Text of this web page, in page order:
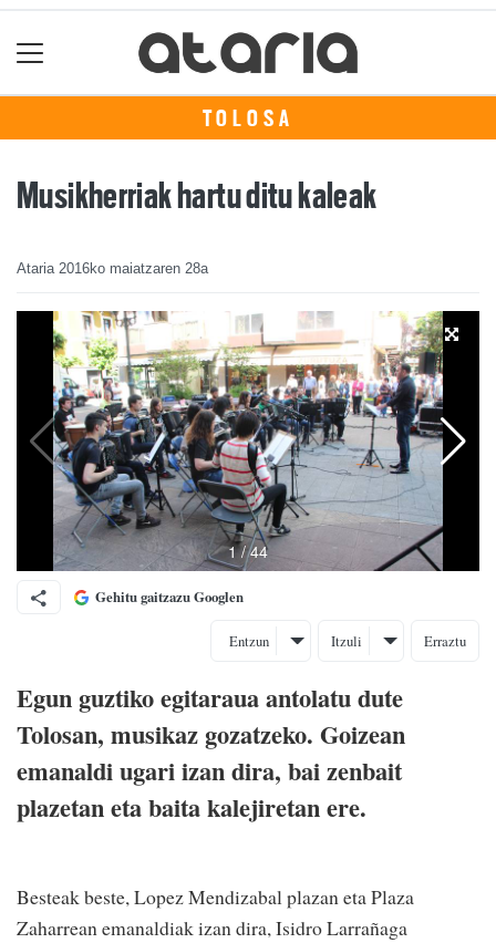
TOLOSA
Musikherriak hartu ditu kaleak
Ataria 2016ko maiatzaren 28a
Gehitu gaitzazu Googlen
Entzun Itzuli Erraztu
Egun guztiko egitaraua antolatu dute
Tolosan, musikaz gozatzeko. Goizean
emanaldi ugari izan dira, bai zenbait
plazetan eta baita kalejiretan ere.
Besteak beste, Lopez Mendizabal plazan eta Plaza
Zaharrean emanaldiak izan dira, Isidro Larrañaga